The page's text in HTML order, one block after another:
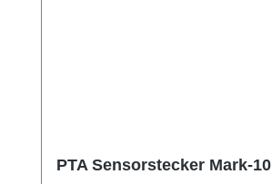
PTA Sensorstecker Mark-10